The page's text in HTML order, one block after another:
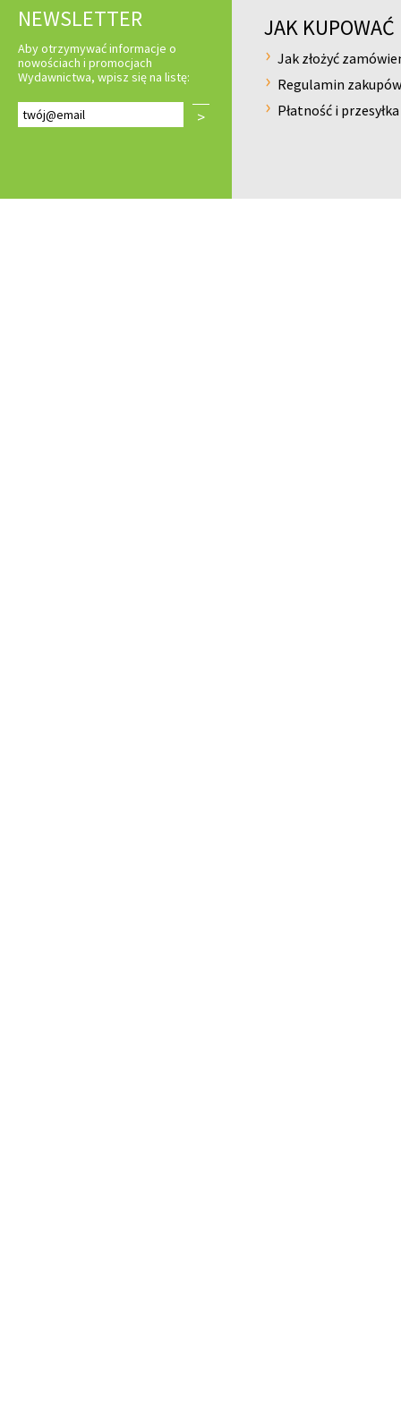
NEWSLETTER
Aby otrzymywać informacje o
nowościach i promocjach
Wydawnictwa, wpisz się na listę:
>
JAK KUPOWAĆ
Jak złożyć
Regulamin zakupów
Płatność i przesyłka